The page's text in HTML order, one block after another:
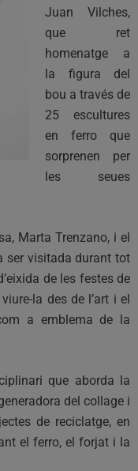
Juan Vilches,
que ret
homenatge a
la figura del
bou a través de
25 escultures
en ferro que
sorprenen per
les seues
Marta Trenzano, i el
ser visitada durant tot
de les festes de
la des de l’art i el
a emblema de la
que aborda la
del collage i
de reciclatge, en
el ferro, el forjat i la